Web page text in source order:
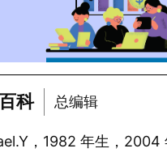
科 总编辑
，1982 年生，2004